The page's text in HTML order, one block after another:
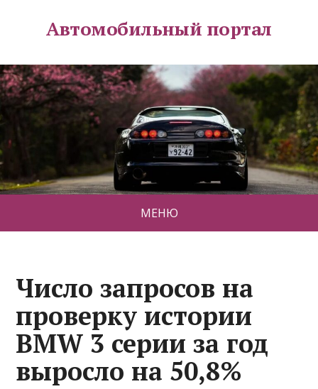
Автомобильный портал
МЕНЮ
Число запросов на
проверку истории
BMW 3 серии за год
выросло на 50,8%